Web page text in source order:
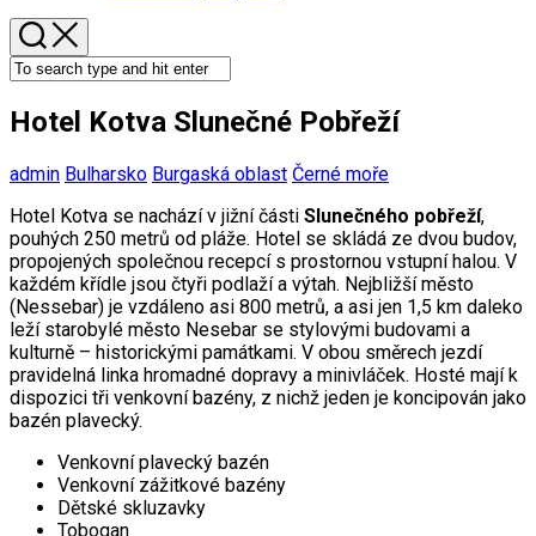
Hotel Kotva Slunečné Pobřeží
admin Bulharsko Burgaská oblast Černé moře
Hotel Kotva se nachází v jižní části Slunečného pobřeží,
pouhých 250 metrů od pláže. Hotel se skládá ze dvou budov,
propojených společnou recepcí s prostornou vstupní halou. V
každém křídle jsou čtyři podlaží a výtah. Nejbližší město
(Nessebar) je vzdáleno asi 800 metrů, a asi jen 1,5 km daleko
leží starobylé město Nesebar se stylovými budovami a
kulturně – historickými památkami. V obou směrech jezdí
pravidelná linka hromadné dopravy a minivláček. Hosté mají k
dispozici tři venkovní bazény, z nichž jeden je koncipován jako
bazén plavecký.
Venkovní plavecký bazén
Venkovní zážitkové bazény
Dětské skluzavky
Tobogan